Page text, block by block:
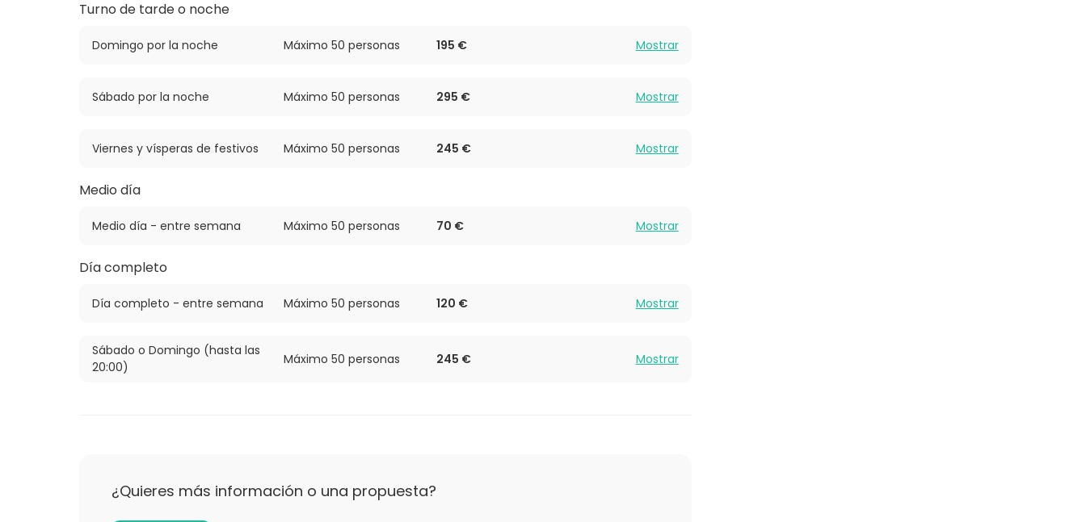
Turno de tarde o noche
Domingo por la noche Máximo 50 personas 195 € Mostrar
Sábado por la noche Máximo 50 personas 295 € Mostrar
Viernes y vísperas de festivos Máximo 50 personas 245 € Mostrar
Medio día
Medio día - entre semana Máximo 50 personas 70 € Mostrar
Día completo
Día completo - entre semana Máximo 50 personas 120 € Mostrar
Sábado o Domingo (hasta las
20:00)
Máximo 50 personas 245 € Mostrar
¿Quieres más información o una propuesta?